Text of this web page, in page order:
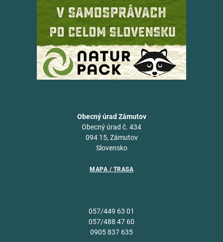
Obecný úrad Zámutov
Obecný úrad č. 434
094 15, Zámutov
Slovensko
MAPA / TRASA
057/449 63 01
057/488 47 60
0905 837 635